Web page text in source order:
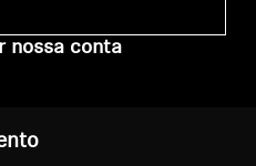
nossa conta
do artigo 6.º acima